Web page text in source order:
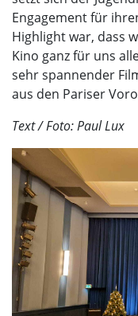
Engagement für
Highlight war, dass
Kino ganz für uns
sehr spannender
aus den Pariser
Text / Foto: Paul Lux